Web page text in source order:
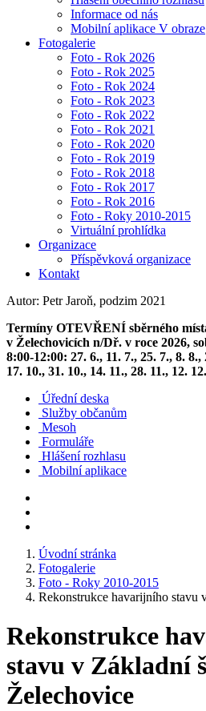
Informace od nás
Mobilní aplikace V obraze
Fotogalerie
Foto - Rok 2026
Foto - Rok 2025
Foto - Rok 2024
Foto - Rok 2023
Foto - Rok 2022
Foto - Rok 2021
Foto - Rok 2020
Foto - Rok 2019
Foto - Rok 2018
Foto - Rok 2017
Foto - Rok 2016
Foto - Roky 2010-2015
Virtuální prohlídka
Organizace
Příspěvková organizace
Kontakt
Autor: Petr Jaroň, podzim 2021
Termíny OTEVŘENÍ sběrného
v Želechovicích n/Dř. v roce 2026,
8:00-12:00: 27. 6., 11. 7., 25. 7., 8. 8.,
17. 10., 31. 10., 14. 11., 28. 11., 12. 12.
Úřední deska
Služby občanům
Mesoh
Formuláře
Hlášení rozhlasu
Mobilní aplikace
Úvodní stránka
Fotogalerie
Foto - Roky 2010-2015
Rekonstrukce havarijního stavu
Rekonstrukce
stavu v Základní
Želechovice